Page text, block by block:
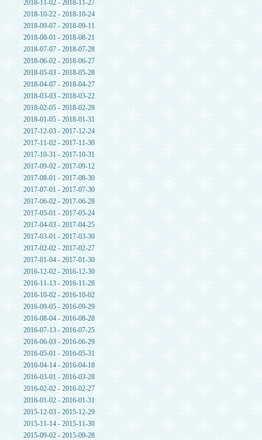
2018-11-02 - 2018-11-27
2018-10-22 - 2018-10-24
2018-09-07 - 2018-09-11
2018-08-01 - 2018-08-21
2018-07-07 - 2018-07-28
2018-06-02 - 2018-06-27
2018-05-03 - 2018-05-28
2018-04-07 - 2018-04-27
2018-03-03 - 2018-03-22
2018-02-05 - 2018-02-28
2018-01-05 - 2018-01-31
2017-12-03 - 2017-12-24
2017-11-02 - 2017-11-30
2017-10-31 - 2017-10-31
2017-09-02 - 2017-09-12
2017-08-01 - 2017-08-30
2017-07-01 - 2017-07-30
2017-06-02 - 2017-06-28
2017-05-01 - 2017-05-24
2017-04-03 - 2017-04-25
2017-03-01 - 2017-03-30
2017-02-02 - 2017-02-27
2017-01-04 - 2017-01-30
2016-12-02 - 2016-12-30
2016-11-13 - 2016-11-28
2016-10-02 - 2016-10-02
2016-09-05 - 2016-09-29
2016-08-04 - 2016-08-28
2016-07-13 - 2016-07-25
2016-06-03 - 2016-06-29
2016-05-01 - 2016-05-31
2016-04-14 - 2016-04-18
2016-03-01 - 2016-03-28
2016-02-02 - 2016-02-27
2016-01-02 - 2016-01-31
2015-12-03 - 2015-12-29
2015-11-14 - 2015-11-30
2015-09-02 - 2015-09-28